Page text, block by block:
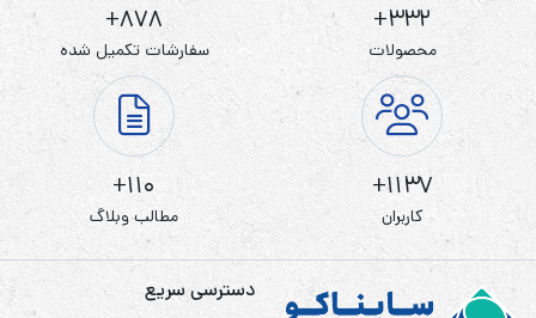
332+
محصولات
878+
سفارشات تکمیل شده
1137+
کاربران
110+
مطالب وبلاگ
دسترسی سریع